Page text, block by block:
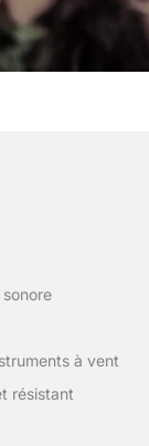
à vent
résistant